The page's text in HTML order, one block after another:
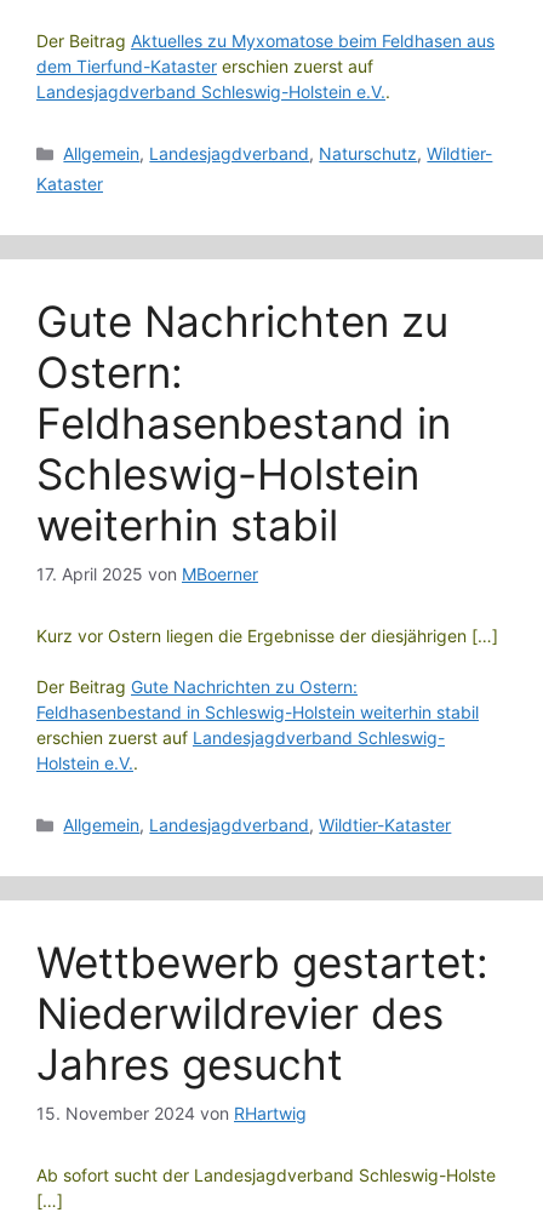
Der Beitrag Aktuelles zu Myxomatose beim Feldhasen aus
dem Tierfund-Kataster erschien zuerst auf
Landesjagdverband Schleswig-Holstein e.V..
Kategorien
Allgemein, Landesjagdverband, Naturschutz,Wildtier-
Kataster
Gute Nachrichten zu
Ostern:
Feldhasenbestand in
Schleswig-Holstein
weiterhin stabil
17. April 2025 von MBoerner
Kurz vor Ostern liegen die Ergebnisse der diesjährigen […]
Der Beitrag Gute Nachrichten zu Ostern:
Feldhasenbestand in Schleswig-Holstein weiterhin stabil
erschien zuerst auf Landesjagdverband Schleswig-
Holstein e.V..
Kategorien
Allgemein, Landesjagdverband,Wildtier-Kataster
Wettbewerb gestartet:
Niederwildrevier des
Jahres gesucht
15. November 2024 von RHartwig
Ab sofort sucht der Landesjagdverband Schleswig-Holste
[…]